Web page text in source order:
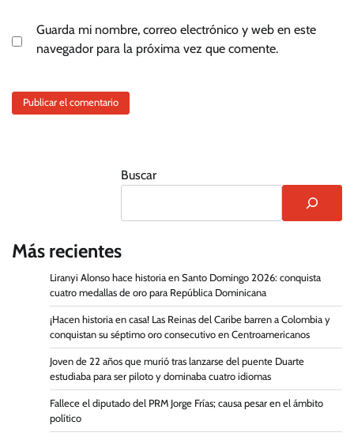
Guarda mi nombre, correo electrónico y web en este
navegador para la próxima vez que comente.
Buscar
Más recientes
Liranyi Alonso hace historia en Santo Domingo 2026: conquista
cuatro medallas de oro para República Dominicana
¡Hacen historia en casa! Las Reinas del Caribe barren a Colombia y
conquistan su séptimo oro consecutivo en Centroamericanos
Joven de 22 años que murió tras lanzarse del puente Duarte
estudiaba para ser piloto y dominaba cuatro idiomas
Fallece el diputado del PRM Jorge Frías; causa pesar en el ámbito
político